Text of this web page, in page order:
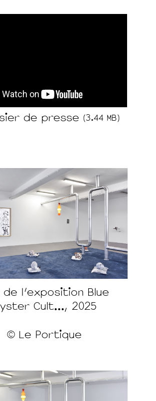
de l'exposition Blue
Cult..., 2025
© Le Portique
de presse(3.44 MB)